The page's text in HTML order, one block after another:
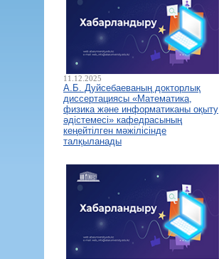
11.12.2025
А.Б. Дуйсебаеваның докторлық
диссертациясы «Математика,
физика және информатиканы оқыту
әдістемесі» кафедрасының
кеңейтілген мәжілісінде
талқыланады